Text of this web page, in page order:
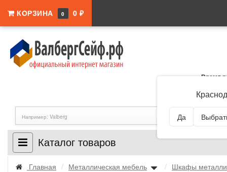
КОРЗИНА 0 0 ₽
Да
Время
Каталог товаров
Главная / Металлическая мебель / Шкафы